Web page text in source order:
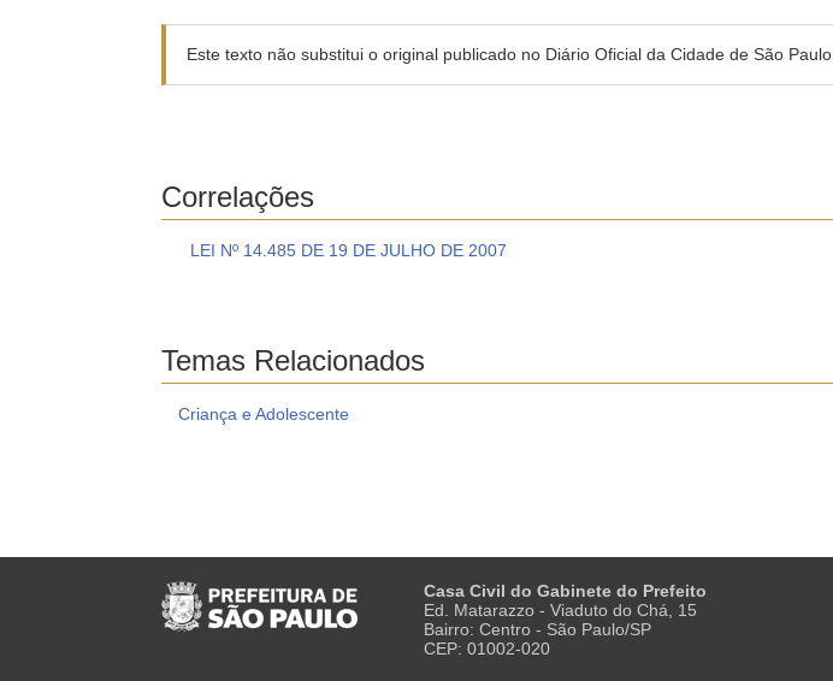
Este texto não substitui o original publicado no Diário Oficial da Cidade de São Paulo
Correlações
LEI Nº 14.485 DE 19 DE JULHO DE 2007
Temas Relacionados
Criança e Adolescente
Casa Civil do Gabinete do Prefeito
Ed. Matarazzo - Viaduto do Chá, 15
Bairro: Centro - São Paulo/SP
CEP: 01002-020